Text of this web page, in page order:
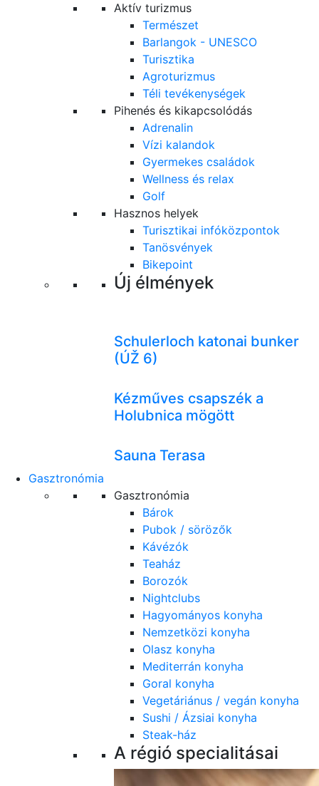
Aktív turizmus
Természet
Barlangok - UNESCO
Turisztika
Agroturizmus
Téli tevékenységek
Pihenés és kikapcsolódás
Adrenalin
Vízi kalandok
Gyermekes családok
Wellness és relax
Golf
Hasznos helyek
Turisztikai infóközpontok
Tanösvények
Bikepoint
Új élmények
Schulerloch katonai bunker
(ÚŽ 6)
Kézműves csapszék a
Holubnica mögött
Sauna Terasa
Gasztronómia
Gasztronómia
Bárok
Pubok / sörözők
Kávézók
Teaház
Borozók
Nightclubs
Hagyományos konyha
Nemzetközi konyha
Olasz konyha
Mediterrán konyha
Goral konyha
Vegetáriánus / vegán konyha
Sushi / Ázsiai konyha
Steak-ház
A régió specialitásai